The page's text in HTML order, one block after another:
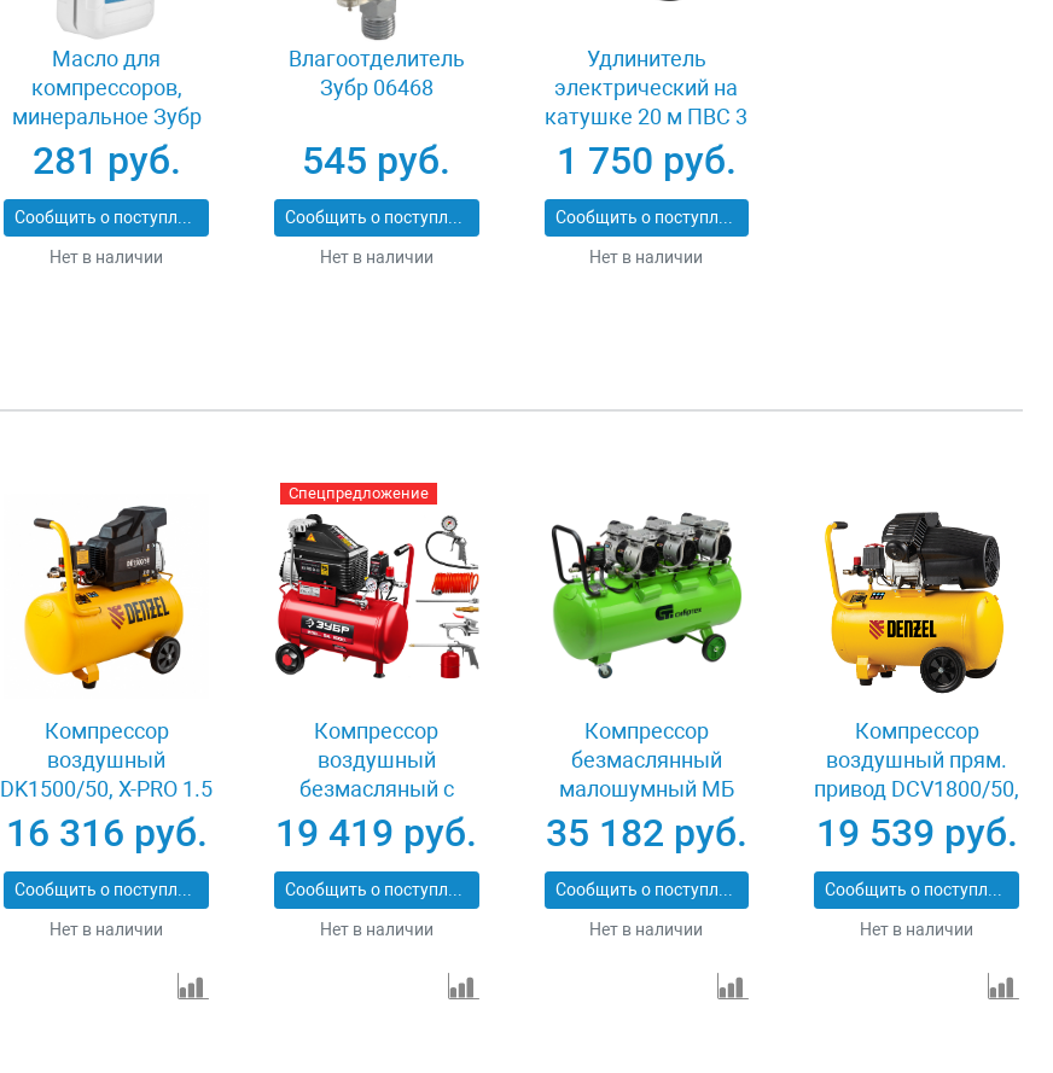
Масло для
компрессоров,
минеральное Зубр
ПНЕВМО-СТАНДАРТ
ЗМК-ПС
281 руб.
Сообщить о поступлении
Нет в наличии
Влагоотделитель
Зубр 06468
545 руб.
Сообщить о поступлении
Нет в наличии
Удлинитель
электрический на
катушке 20 м ПВС 3
х 1кв мм 4 гнезда
Зубр
ПРОФЕССИОНАЛ
55082-20
1 750 руб.
Сообщить о поступлении
Нет в наличии
Компрессор
воздушный
DK1500/50, Х-PRO 1.5
кВт, 230 л/мин, 50 л
Denzel 58064
16 316 руб.
Сообщить о поступлении
Нет в наличии
Спецпредложение
Компрессор
воздушный
безмасляный с
набором
аксессуаров Зубр
КП-200-24 Н6
19 419 руб.
Сообщить о поступлении
Нет в наличии
Компрессор
безмаслянный
малошумный МБ
2250/100, 2250 Вт,
100л, 400 л/мин
Сибртех 58008
35 182 руб.
Сообщить о поступлении
Нет в наличии
Компрессор
воздушный прям.
привод DCV1800/50,
1,8 кВт, 50 литров,
320 л/мин Denzel
58168
19 539 руб.
Сообщить о поступлении
Нет в наличии